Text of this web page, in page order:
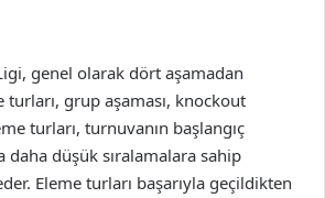
genel olarak dört aşamadan
turları, grup aşaması, knockout
turları, turnuvanın başlangıç
daha düşük sıralamalara sahip
Eleme turları başarıyla geçildikten